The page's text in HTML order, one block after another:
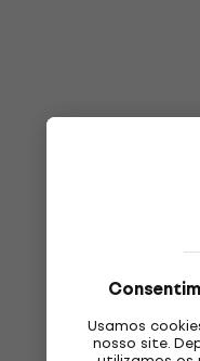
Usamos
nosso site.